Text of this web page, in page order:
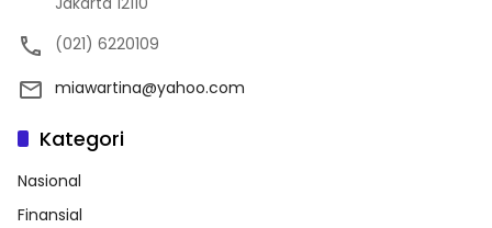
(021) 6220109
miawartina@yahoo.com
Kategori
Nasional
Finansial